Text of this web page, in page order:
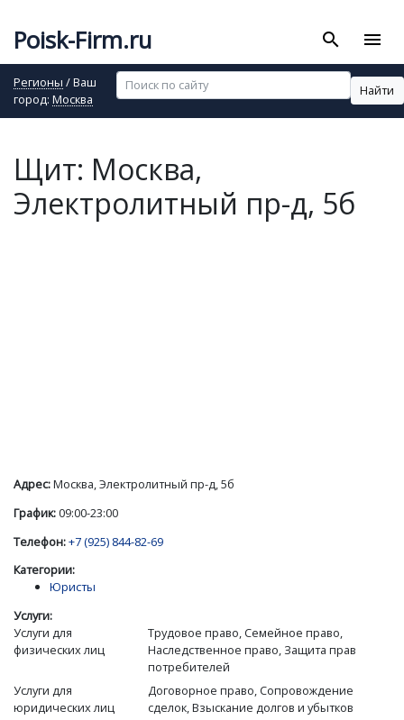
Poisk-Firm.ru search menu
Регионы / Ваш
город: Москва
Найти
Щит: Москва,
Электролитный пр-д, 5б
Адрес:Москва, Электролитный пр-д, 5б
График:09:00-23:00
Телефон:+7 (925) 844-82-69
Категории:
Юристы
Услуги:
Услуги для
физических лиц
Трудовое право, Семейное право,
Наследственное право, Защита прав
потребителей
Услуги для
юридических лиц
Договорное право, Сопровождение
сделок, Взыскание долгов и убытков